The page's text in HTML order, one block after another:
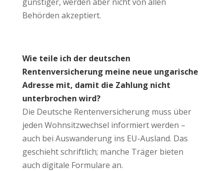
Behörden akzeptiert.
Wie teile ich der deutschen
Rentenversicherung meine neue ungarische
Adresse mit, damit die Zahlung nicht
unterbrochen wird?
Die Deutsche Rentenversicherung muss über
jeden Wohnsitzwechsel informiert werden –
auch bei Auswanderung ins EU-Ausland. Das
geschieht schriftlich; manche Träger bieten
auch digitale Formulare an.